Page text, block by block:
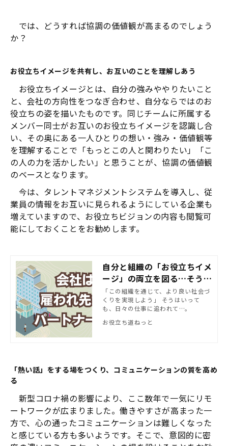
では、どうすれば協調の価値観が高まるのでしょう
か？
お役立ちイメージを共有し、お互いのことを理解しあう
お役立ちイメージとは、自分の強みややりたいこと
と、会社の方向性をつなぎ合わせ、自分ならではのお
役立ちの姿を描いたものです。同じチームに所属する
メンバー同士がお互いのお役立ちイメージを認識し合
い、その奥にある一人ひとりの想い・強み・価値観等
を理解することで「もっとこの人と関わりたい」「こ
の人の力を活かしたい」と思うことが、協調の価値観
のベースとなります。
今は、タレントマネジメントシステムを導入し、従
業員の情報をお互いに見られるようにしている企業も
増えていますので、お役立ちビジョンの内容も閲覧可
能にしておくことをお勧めします。
自分と組織の「お役立ちイメ
ージ」の両立を図る…そうは
いっても／お役立ち道の実践
「この組織を通じて、より良い社会づ
くりを実現しよう」 そうはいって
も、日々の仕事に追われて…。
お役立ち道ねっと
「熱い話」をする場をつくり、コミュニケーションの質を高め
る
新型コロナ禍の影響により、ここ数年で一気にリモ
ートワークが広まりました。働きやすさが高まった一
方で、心の通ったコミュニケーションは難しくなった
と感じている方も多いようです。そこで、意図的に密